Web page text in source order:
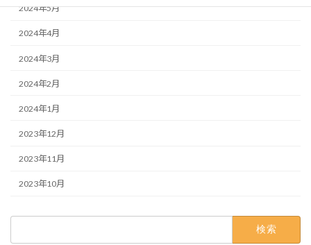
2024年5月
2024年4月
2024年3月
2024年2月
2024年1月
2023年12月
2023年11月
2023年10月